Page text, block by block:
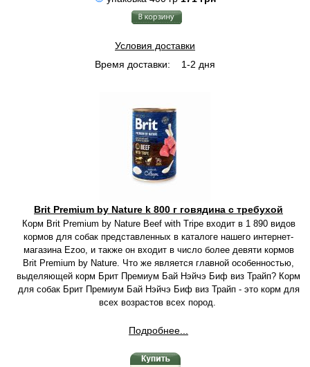
Условия доставки
Время доставки:
1-2 дня
Brit Premium by Nature k 800 г говядина с требухой
Корм Brit Premium by Nature Beef with Tripe входит в 1 890 видов
кормов для собак представленных в каталоге нашего интернет-
магазина Ezoo, и также он входит в число более девяти кормов
Brit Premium by Nature. Что же является главной особенностью,
выделяющей корм Брит Премиум Бай Нэйчэ Биф виз Трайп? Корм
для собак Брит Премиум Бай Нэйчэ Биф виз Трайп - это корм для
всех возрастов всех пород.
Подробнее...